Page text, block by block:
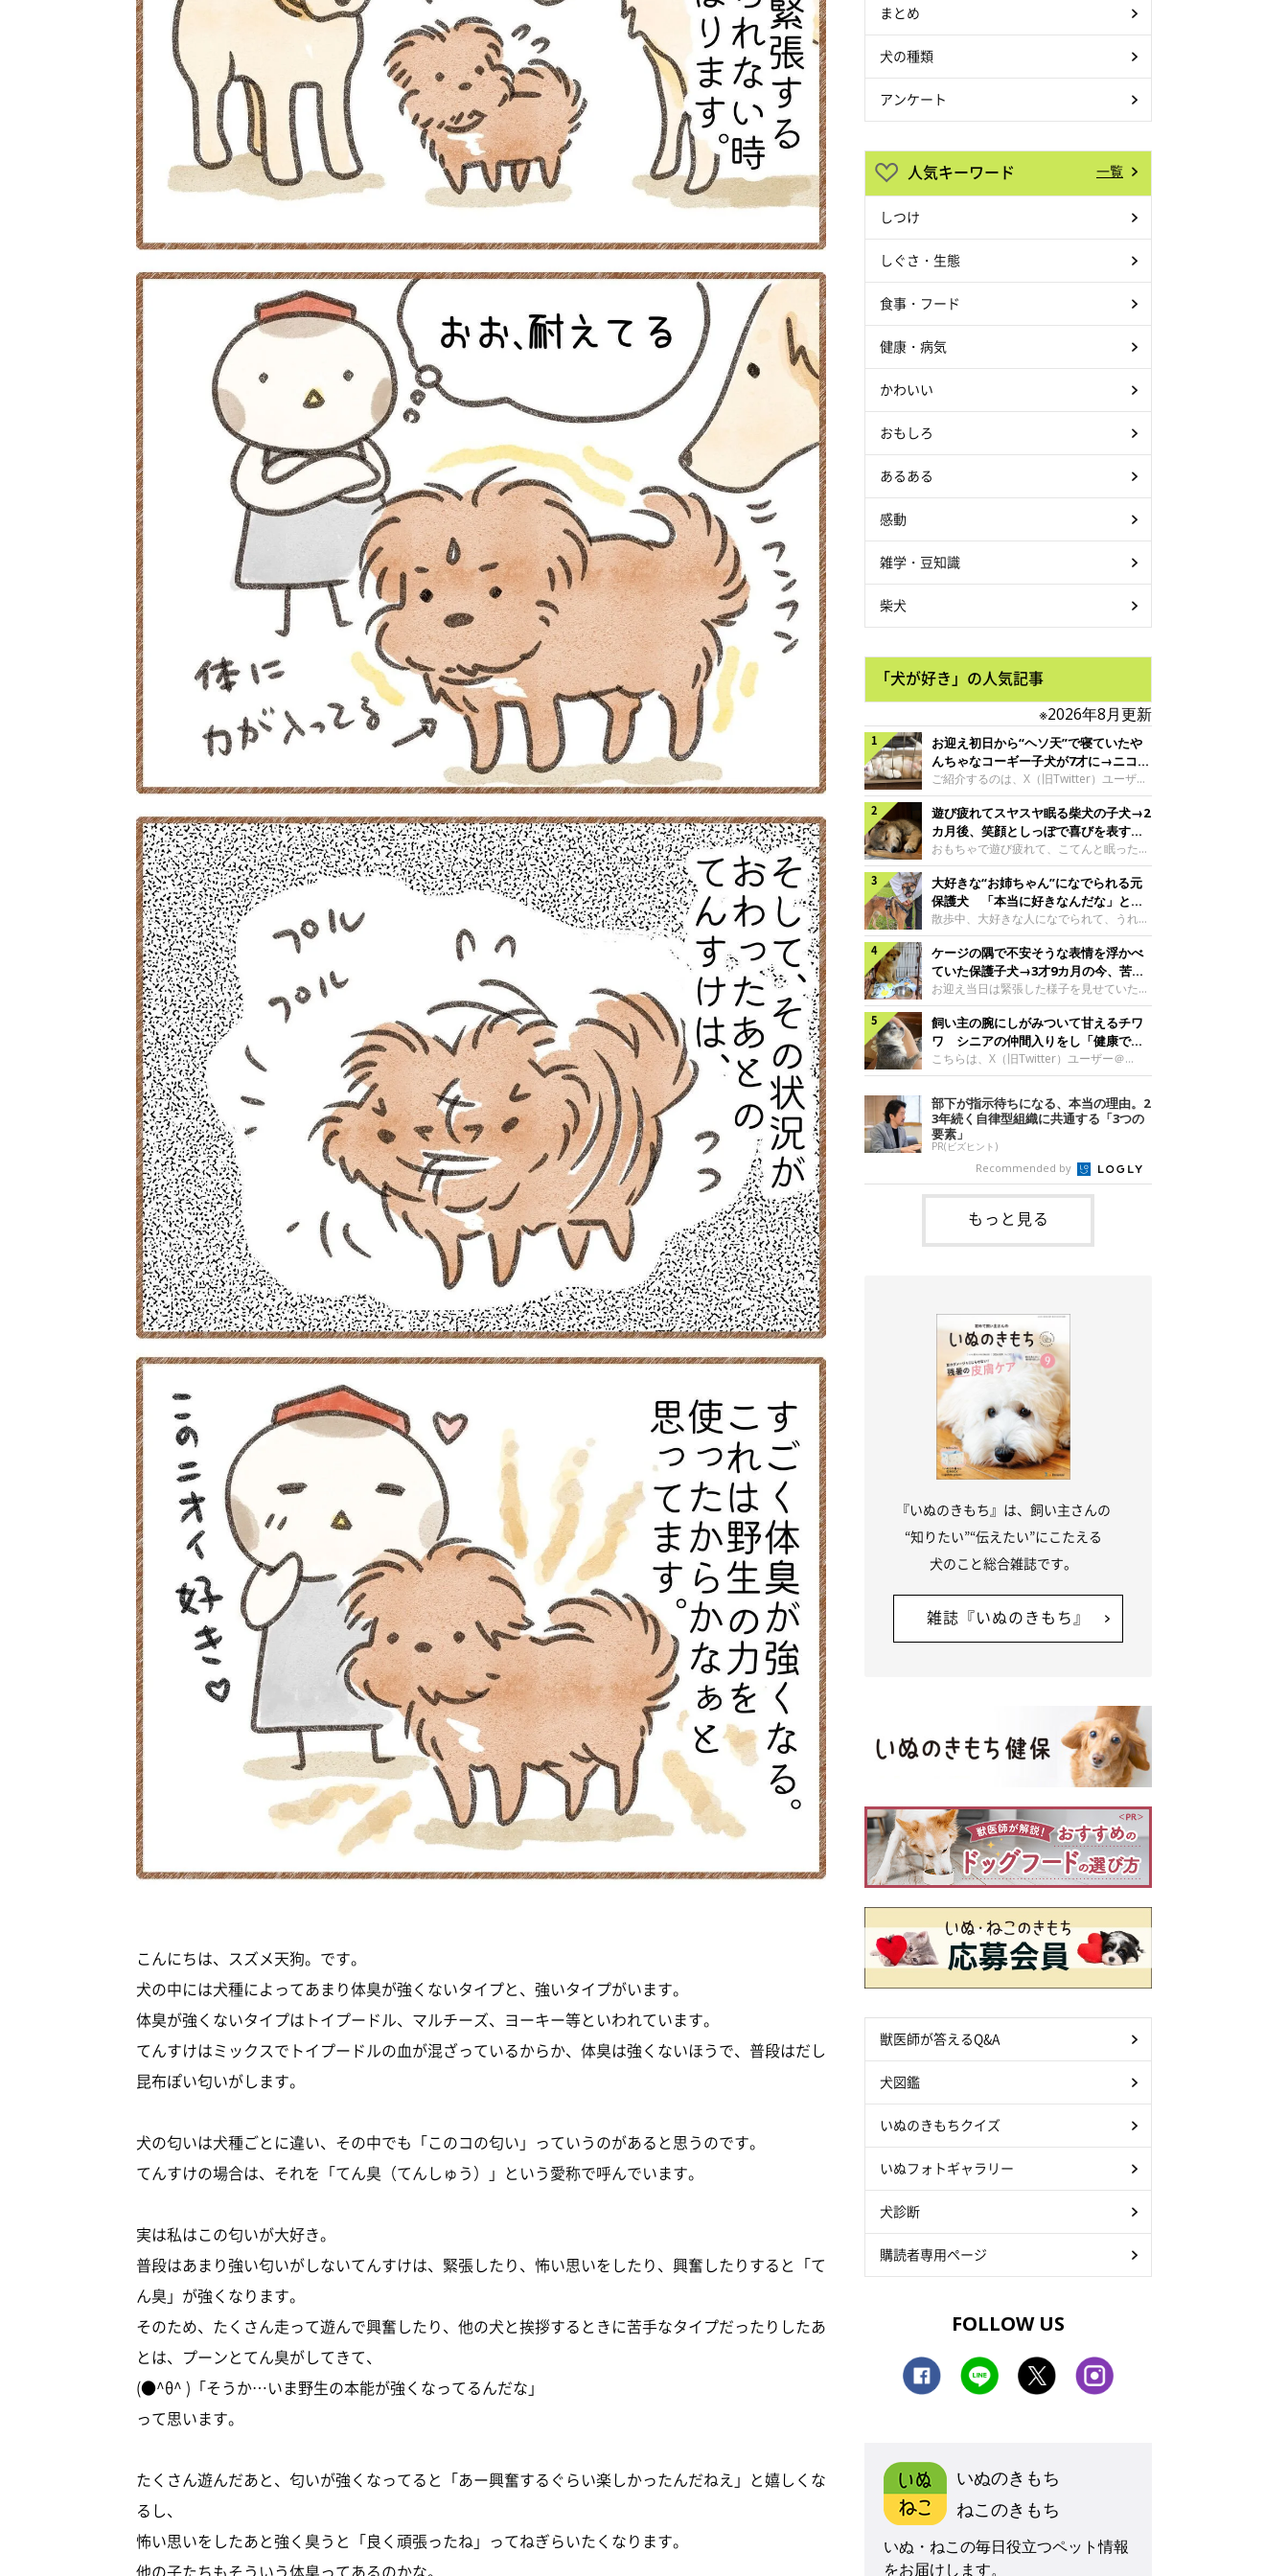
こんにちは、スズメ天狗。です。
犬の中には犬種によってあまり体臭が強くないタイプと、強いタイプがいます。
体臭が強くないタイプはトイプードル、マルチーズ、ヨーキー等といわれています。
てんすけはミックスでトイプードルの血が混ざっているからか、体臭は強くないほうで、普段はだし
昆布ぽい匂いがします。
犬の匂いは犬種ごとに違い、その中でも「このコの匂い」っていうのがあると思うのです。
てんすけの場合は、それを「てん臭（てんしゅう）」という愛称で呼んでいます。
実は私はこの匂いが大好き。
普段はあまり強い匂いがしないてんすけは、緊張したり、怖い思いをしたり、興奮したりすると「て
ん臭」が強くなります。
そのため、たくさん走って遊んで興奮したり、他の犬と挨拶するときに苦手なタイプだったりしたあ
とは、プーンとてん臭がしてきて、
(●^θ^ )「そうか…いま野生の本能が強くなってるんだな」
って思います。
たくさん遊んだあと、匂いが強くなってると「あー興奮するぐらい楽しかったんだねえ」と嬉しくな
るし、
怖い思いをしたあと強く臭うと「良く頑張ったね」ってねぎらいたくなります。
他の子たちもそういう体臭ってあるのかな。
まとめ
犬の種類
アンケート
人気キーワード 一覧
しつけ
しぐさ・生態
食事・フード
健康・病気
かわいい
おもしろ
あるある
感動
雑学・豆知識
柴犬
「犬が好き」の人気記事
※2026年8月更新
お迎え初日から“ヘソ天”で寝ていたや
んちゃなコーギー子犬が7才に→ニコニ
コ“コーギースマイル”が魅力のコに成
長！
ご紹介するのは、X（旧Twitter）ユーザー
＠Kus1oKg2vsgdWS2さんの愛犬でウェル
シュ・コーギー・ペンブロークの神楽ちゃ
ん。今年の8月で7才になるという神楽ちゃ
んですが、いったいどんな子犬時代を過ご
したのでしょうか。今回は、神楽ちゃんの
成長を飼い主さんと振り返ります！神楽ち
ゃんの成長について聞いた！お迎えから数
日後の神楽ちゃん（撮影時生後2カ月）＠
Kus1oKg2vsgdWS2――お迎え当初の神楽
ちゃんの様子について教えてください。飼
い主さん： 「お迎え当日から“ヘソ天”で寝
るようなコでし
遊び疲れてスヤスヤ眠る柴犬の子犬→2
カ月後、笑顔としっぽで喜びを表すコ
に成長！
おもちゃで遊び疲れて、こてんと眠った子
犬。あれから2カ月、表情や行動にさまざ
まな変化が見られるようになりました。遊
び疲れて眠る生後2カ月のなっちゃん遊び
疲れた様子のなっちゃん。@Pkndg_紹介
するのは、X（旧Twitter）ユーザー
@Pkndg_さんの愛犬・なっちゃん（取材
時、生後4カ月／柴犬）。こちらの写真
は、なっちゃんが生後2カ月のころに撮影
された一枚です。この日、なっちゃんは家
族と一緒におもちゃで遊んでいました。た
くさん遊んで疲れたのか、その後は眠り始
めたそうです。眠るなっちゃん。
@Pkndg_
大好きな“お姉ちゃん”になでられる元
保護犬 「本当に好きなんだな」と感
じる表情にほっこり
散歩中、大好きな人になでられて、うれし
そうな表情を見せる元保護犬。甘えるよう
な姿に、見ているこちらまでほっこりしま
す。大好きな“お姉ちゃん”に甘える小次郎
くん妹さんになでてもらい、うれしそうな
表情を見せる小次郎くん（2026年6月撮
影）。@mika_Jimmy紹介するのは、X（旧
Twitter）ユーザー@mika_Jimmyさんの愛
犬・小次郎くん（撮影時5才）。こちら
は、飼い主さんの妹さんと一緒に散歩をし
日、飼い主さんは実家から自宅へ帰る途
中、妹さんと公園で待ち合わせ
ケージの隅で不安そうな表情を浮かべ
ていた保護子犬→3才9カ月の今、苦手
を克服し頼もしいコに成長！
お迎え当日は緊張した様子を見せていた元
野犬の保護子犬。あれから約3年半、苦手
だったことを一つひとつ克服し、家族に寄
り添う姿を見せています。お迎え当日、ケ
ージの隅で不安そうにお迎え当日のシルビ
アちゃん。@nemonemotos今回紹介する
のは、X（旧Twitter）ユーザー
@nemonemotosさんの愛犬・シルビアち
ゃん（撮影当時、生後推定2カ月）。飼い
主さんが「#最初に撮った一枚」として投
稿した写真には、ケージの隅で不安そうな
表情を浮かべるシルビアちゃんの姿が写っ
ていました。こちらは、保護犬だったシル
飼い主の腕にしがみついて甘えるチワ
ワ シニアの仲間入りをし「健康で穏
やかな暮らしが続いてほしい」と願う
こちらは、X（旧Twitter）ユーザー＠
kotubusuke617さんが投稿した写真。写
っているのは、愛犬でチワワのつぶしゃん
（本名：こつぶちゃん）です。飼い主さん
の腕にしがみつくつぶしゃん（撮影時6
才）＠kotubusuke617撮影当時の状況に
ついて伺うと、飼い主さんはこう教えてく
れました。飼い主さん： 「ある休日のこ
とです。私がソファに座った途端にひざの
上にのってきたので、そのままなでながら
テレビを見ていたのですが、微動だにしな
いので気になって見てみると、腕にしがみ
部下が指示待ちになる、本当の理由。2
3年続く自律型組織に共通する「3つの
要素」
PR(ビズヒント)
Recommended by
もっと見る
『いぬのきもち』は、飼い主さんの
“知りたい”“伝えたい”にこたえる
犬のこと総合雑誌です。
雑誌『いぬのきもち』
獣医師が答えるQ&A
犬図鑑
いぬのきもちクイズ
いぬフォトギャラリー
犬診断
購読者専用ページ
FOLLOW US
いぬのきもち
ねこのきもち
いぬ・ねこの毎日役立つペット情報
をお届けします。